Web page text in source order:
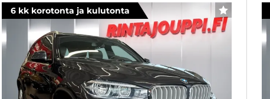
6 kk korotonta ja kulutonta SUOSIKKI